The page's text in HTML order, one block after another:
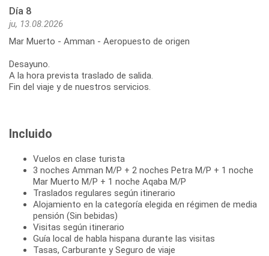
Día 8
ju, 13.08.2026
Mar Muerto - Amman - Aeropuesto de origen
Desayuno.
A la hora prevista traslado de salida.
Fin del viaje y de nuestros servicios.
Incluido
Vuelos en clase turista
3 noches Amman M/P + 2 noches Petra M/P + 1 noche
Mar Muerto M/P + 1 noche Aqaba M/P
Traslados regulares según itinerario
Alojamiento en la categoría elegida en régimen de media
pensión (Sin bebidas)
Visitas según itinerario
Guía local de habla hispana durante las visitas
Tasas, Carburante y Seguro de viaje